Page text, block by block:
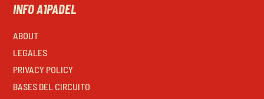
INFO A1PADEL
ABOUT
LEGALES
PRIVACY POLICY
BASES DEL CIRCUITO